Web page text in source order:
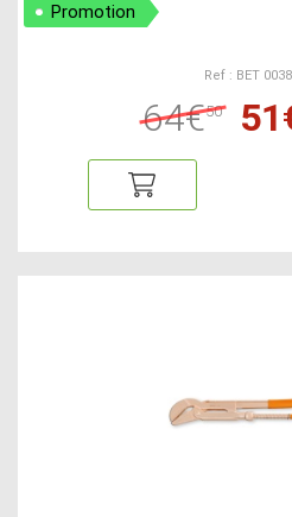
Promotion
Ref : BET
64€50